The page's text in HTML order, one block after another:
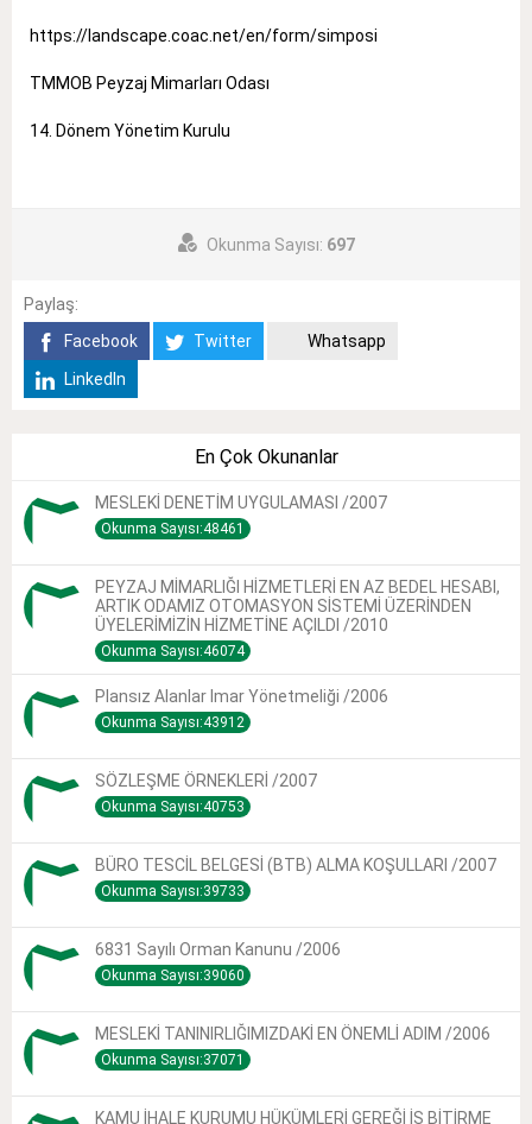
https://landscape.coac.net/en/form/simposi
TMMOB Peyzaj Mimarları Odası
14. Dönem Yönetim Kurulu
Okunma Sayısı: 697
Paylaş:
Facebook
Twitter
Whatsapp
LinkedIn
En Çok Okunanlar
MESLEKİ DENETİM UYGULAMASI /2007
Okunma Sayısı:48461
PEYZAJ MİMARLIĞI HİZMETLERİ EN AZ BEDEL HESABI,
ARTIK ODAMIZ OTOMASYON SİSTEMİ ÜZERİNDEN
ÜYELERİMİZİN HİZMETİNE AÇILDI /2010
Okunma Sayısı:46074
Plansız Alanlar Imar Yönetmeliği /2006
Okunma Sayısı:43912
SÖZLEŞME ÖRNEKLERİ /2007
Okunma Sayısı:40753
BÜRO TESCİL BELGESİ (BTB) ALMA KOŞULLARI /2007
Okunma Sayısı:39733
6831 Sayılı Orman Kanunu /2006
Okunma Sayısı:39060
MESLEKİ TANINIRLIĞIMIZDAKİ EN ÖNEMLİ ADIM /2006
Okunma Sayısı:37071
KAMU İHALE KURUMU HÜKÜMLERİ GEREĞİ İŞ BİTİRME